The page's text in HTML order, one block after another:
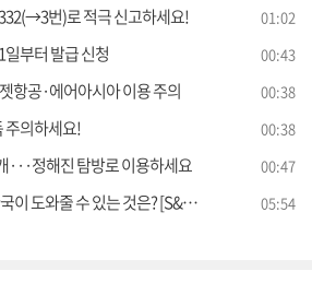
번)로 적극 신고하세요! 01:02
부터 발급 신청 00:43
항공·에어아시아 이용 주의 00:38
주의하세요! 00:38
···정해진 탐방로 이용하세요 00:47
도와줄 수 있는 것은? [S&News] 05:54